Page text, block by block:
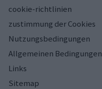
cookie-richtlinien
zustimmung der Cookies
Nutzungsbedingungen
Allgemeinen Bedingungen
Links
Sitemap